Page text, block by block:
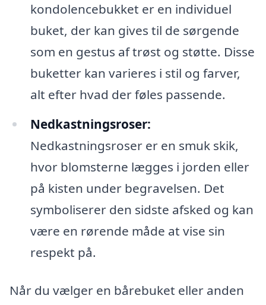
kondolencebukket er en individuel
buket, der kan gives til de sørgende
som en gestus af trøst og støtte. Disse
buketter kan varieres i stil og farver,
alt efter hvad der føles passende.
Nedkastningsroser:
Nedkastningsroser er en smuk skik,
hvor blomsterne lægges i jorden eller
på kisten under begravelsen. Det
symboliserer den sidste afsked og kan
være en rørende måde at vise sin
respekt på.
Når du vælger en bårebuket eller anden